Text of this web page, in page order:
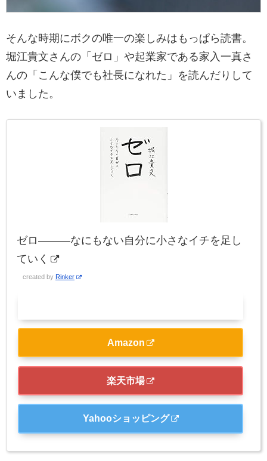
そんな時期にボクの唯一の楽しみはもっぱら読書。
堀江貴文さんの「ゼロ」や起業家である家入一真さ
んの「こんな僕でも社長になれた」を読んだりして
いました。
ゼロ―――なにもない自分に小さなイチを足し
ていく
created by Rinker
Amazon
楽天市場
Yahooショッピング